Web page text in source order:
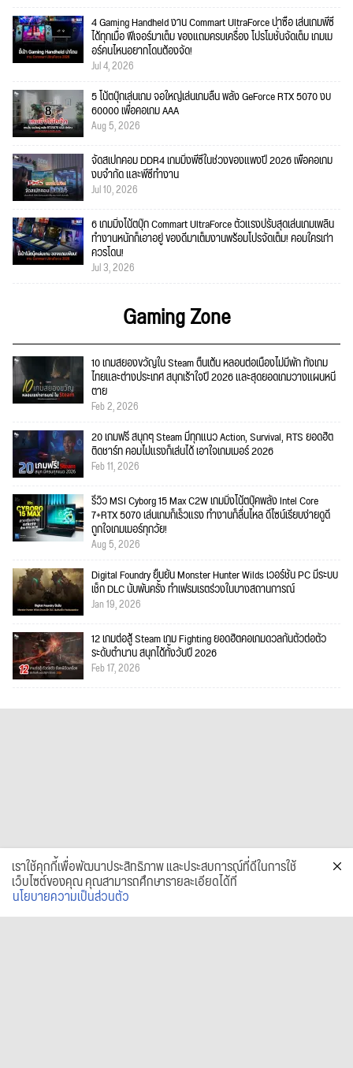
4 Gaming Handheld งาน Commart UltraForce น่าซื้อ เล่นเกมพีซี
ได้ทุกเมื่อ ฟีเจอร์มาเต็ม ของแถมครบเครื่อง โปรโมชั่นจัดเต็ม เกมเม
อร์คนไหนอยากโดนต้องจัด!
Jul 4, 2026
5 โน้ตบุ๊กเล่นเกม จอใหญ่เล่นเกมลื่น พลัง GeForce RTX 5070 งบ
60000 เพื่อคอเกม AAA
Aug 5, 2026
จัดสเปกคอม DDR4 เกมมิ่งพีซีในช่วงของแพงปี 2026 เพื่อคอเกม
งบจำกัด และพีซีทำงาน
Jul 10, 2026
6 เกมมิ่งโน้ตบุ๊ก Commart UltraForce ตัวแรงปรับสุดเล่นเกมเพลิน
ทำงานหนักก็เอาอยู่ ของดีมาเต็มงานพร้อมโปรจัดเต็ม! คอมใครเก่า
ควรโดน!
Jul 3, 2026
Gaming Zone
10 เกมสยองขวัญใน Steam ตื่นเต้น หลอนต่อเนื่องไม่มีพัก ทั้งเกม
ไทยและต่างประเทศ สนุกเร้าใจปี 2026 และสุดยอดเกมวางแผนหนี
ตาย
Feb 2, 2026
20 เกมฟรี สนุกๆ Steam มีทุกแนว Action, Survival, RTS ยอดฮิต
ติดชาร์ท คอมไม่แรงก็เล่นได้ เอาใจเกมเมอร์ 2026
Feb 11, 2026
รีวิว MSI Cyborg 15 Max C2W เกมมิ่งโน้ตบุ๊คพลัง Intel Core
7+RTX 5070 เล่นเกมก็เร็วแรง ทำงานก็ลื่นไหล ดีไซน์เรียบง่ายดูดี
ถูกใจเกมเมอร์ทุกวัย!
Aug 5, 2026
Digital Foundry ยืนยัน Monster Hunter Wilds เวอร์ชัน PC มีระบบ
เช็ก DLC นับพันครั้ง ทำเฟรมเรตร่วงในบางสถานการณ์
Jan 19, 2026
12 เกมต่อสู้ Steam เกม Fighting ยอดฮิตคอเกมดวลกันตัวต่อตัว
ระดับตำนาน สนุกได้ทั้งวันปี 2026
Feb 17, 2026
เราใช้คุกกี้เพื่อพัฒนาประสิทธิภาพ และประสบการณ์ที่ดีในการใช้
เว็บไซต์ของคุณ คุณสามารถศึกษารายละเอียดได้ที่
นโยบายความเป็นส่วนตัว